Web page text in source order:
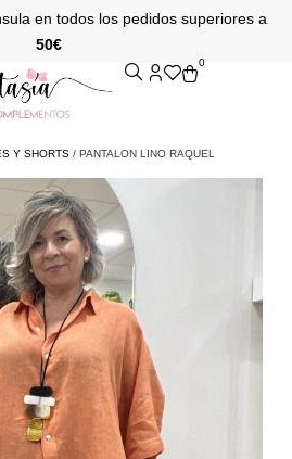
en todos los pedidos superiores a
50€
0
Y SHORTS / PANTALON LINO RAQUEL